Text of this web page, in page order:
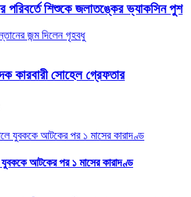
পরিবর্তে শিশুকে জলাতঙ্কের ভ্যাকসিন পুশ
কারবারী সোহেল গ্রেফতার
যুবককে আটকের পর ১ মাসের কারাদণ্ড